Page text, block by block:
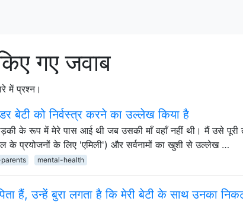
गए जवाब
में प्रश्न।
बेटी को निर्वस्त्र करने का उल्लेख किया है
के रूप में मेरे पास आई थी जब उसकी माँ वहाँ नहीं थी। मैं उसे पूरी
के प्रयोजनों के लिए 'एमिली') और सर्वनामों का खुशी से उल्लेख …
mental-health
हैं, उन्हें बुरा लगता है कि मेरी बेटी के साथ उनका